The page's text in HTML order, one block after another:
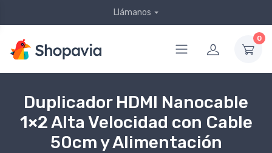
Llámanos
0
Duplicador HDMI Nanocable
1×2 Alta Velocidad con Cable
50cm y Alimentación